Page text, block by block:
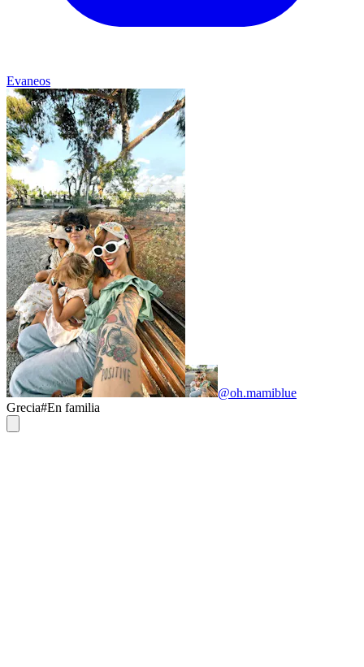
Evaneos
@oh.mamiblue
Grecia#En familia